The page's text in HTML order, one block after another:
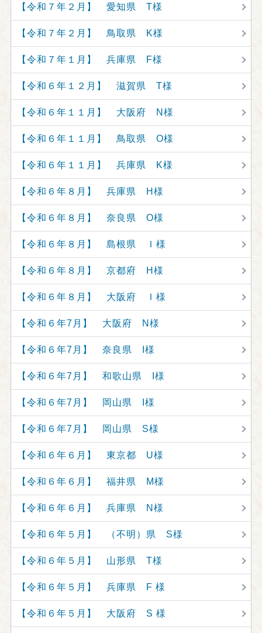
【令和７年２月】 愛知県 T様
【令和７年２月】 鳥取県 K様
【令和７年１月】 兵庫県 F様
【令和６年１２月】 滋賀県 T様
【令和６年１１月】 大阪府 N様
【令和６年１１月】 鳥取県 O様
【令和６年１１月】 兵庫県 K様
【令和６年８月】 兵庫県 H様
【令和６年８月】 奈良県 O様
【令和６年８月】 島根県 Ｉ様
【令和６年８月】 京都府 H様
【令和６年８月】 大阪府 Ｉ様
【令和６年7月】 大阪府 N様
【令和６年7月】 奈良県 I様
【令和６年7月】 和歌山県 I様
【令和６年7月】 岡山県 I様
【令和６年7月】 岡山県 S様
【令和６年６月】 東京都 U様
【令和６年６月】 福井県 M様
【令和６年６月】 兵庫県 N様
【令和６年５月】 （不明）県 S様
【令和６年５月】 山形県 T様
【令和６年５月】 兵庫県 F 様
【令和６年５月】 大阪府 S 様